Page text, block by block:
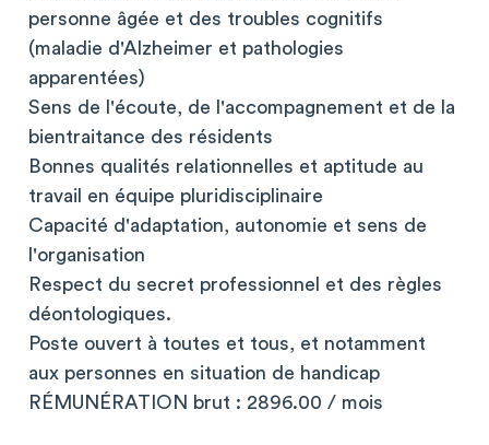
personne âgée et des troubles cognitifs
(maladie d'Alzheimer et pathologies
apparentées)
Sens de l'écoute, de l'accompagnement et de la
bientraitance des résidents
Bonnes qualités relationnelles et aptitude au
travail en équipe pluridisciplinaire
Capacité d'adaptation, autonomie et sens de
l'organisation
Respect du secret professionnel et des règles
déontologiques.
Poste ouvert à toutes et tous, et notamment
aux personnes en situation de handicap
RÉMUNÉRATION brut : 2896.00 / mois